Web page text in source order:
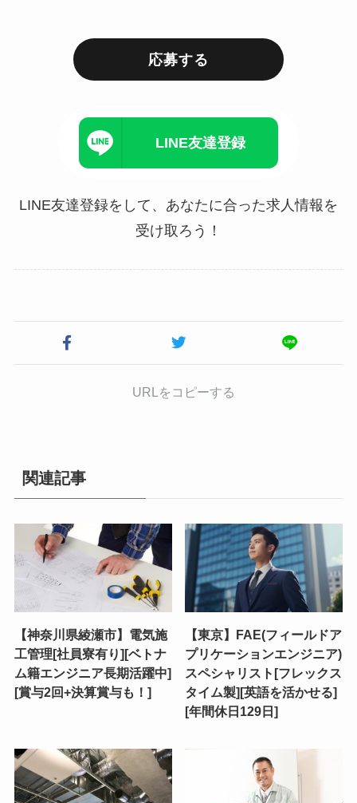
応募する
LINE友達登録
LINE友達登録をして、あなたに合った求人情報を
受け取ろう！
URLをコピーする
関連記事
【神奈川県綾瀬市】電気施
工管理[社員寮有り][ベトナ
ム籍エンジニア長期活躍中]
[賞与2回+決算賞与も！]
【東京】FAE(フィールドア
プリケーションエンジニア)
スペシャリスト[フレックス
タイム製][英語を活かせる]
[年間休日129日]